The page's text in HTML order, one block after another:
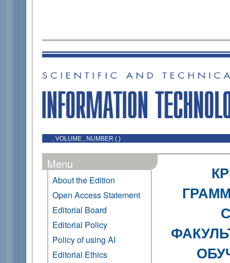
, VOLUME , NUMBER ( )
Menu
About the Edition
Open Access Statement
Editorial Board
Editorial Policy
Policy of using AI
Editorial Ethics